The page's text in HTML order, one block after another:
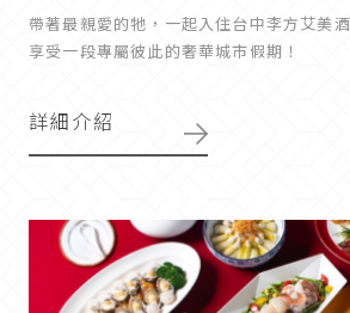
帶著最親愛的牠，一起入住台中李方艾美酒
享受一段專屬彼此的奢華城市假期！
詳細介紹